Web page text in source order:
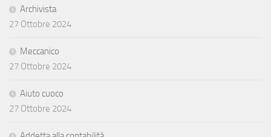
Archivista
27 Ottobre 2024
Meccanico
27 Ottobre 2024
Aiuto cuoco
27 Ottobre 2024